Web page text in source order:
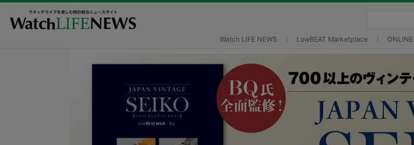
Watch LIFE NEWS LowBEAT Marketplace